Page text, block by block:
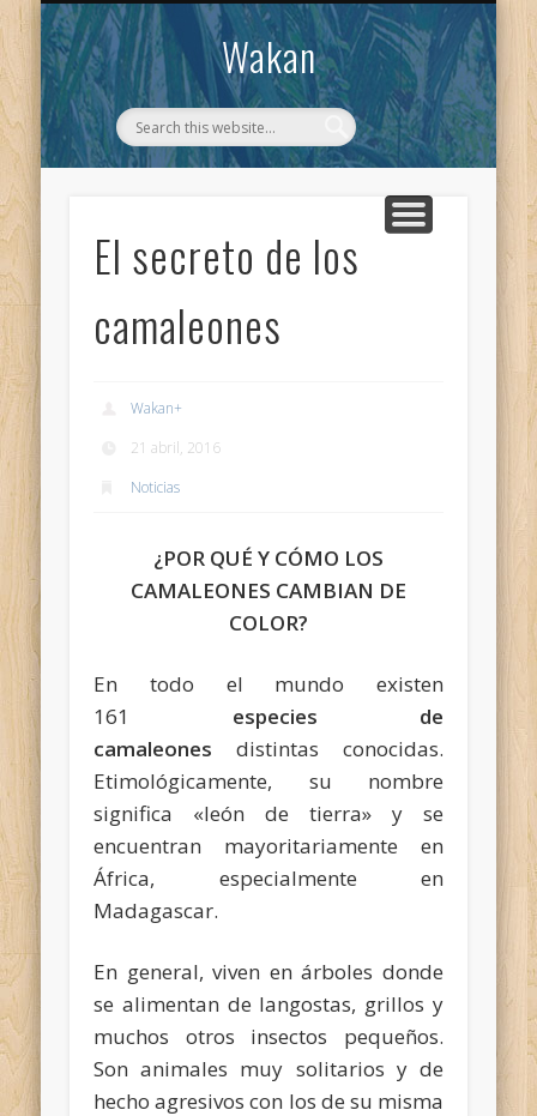
Wakan
WAKAN
CONTACTO
El secreto de los
camaleones
Wakan+
21 abril, 2016
Noticias
¿POR QUÉ Y CÓMO LOS
CAMALEONES CAMBIAN DE
COLOR?
En todo el mundo existen
161 especies de
camaleones distintas conocidas.
Etimológicamente, su nombre
significa «león de tierra» y se
encuentran mayoritariamente en
África, especialmente en
Madagascar.
En general, viven en árboles donde
se alimentan de langostas, grillos y
muchos otros insectos pequeños.
Son animales muy solitarios y de
hecho agresivos con los de su misma